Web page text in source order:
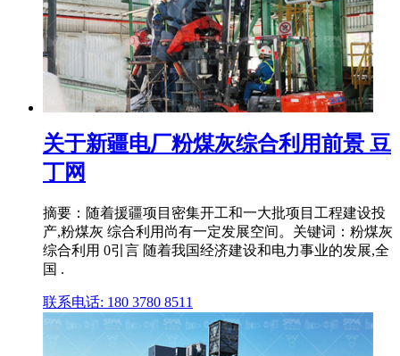
关于新疆电厂粉煤灰综合利用前景 豆
丁网
摘要：随着援疆项目密集开工和一大批项目工程建设投
产,粉煤灰 综合利用尚有一定发展空间。关键词：粉煤灰
综合利用 0引言 随着我国经济建设和电力事业的发展,全
国 .
联系电话: 180 3780 8511